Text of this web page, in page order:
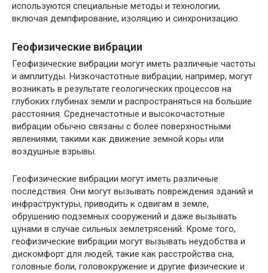
используются специальные методы и технологии,
включая демпфирование, изоляцию и синхронизацию.
Геофизические вибрации
Геофизические вибрации могут иметь различные частоты
и амплитуды. Низкочастотные вибрации, например, могут
возникать в результате геологических процессов на
глубоких глубинах земли и распространяться на большие
расстояния. Среднечастотные и высокочастотные
вибрации обычно связаны с более поверхностными
явлениями, такими как движение земной коры или
воздушные взрывы.
Геофизические вибрации могут иметь различные
последствия. Они могут вызывать повреждения зданий и
инфраструктуры, приводить к сдвигам в земле,
обрушению подземных сооружений и даже вызывать
цунами в случае сильных землетрясений. Кроме того,
геофизические вибрации могут вызывать неудобства и
дискомфорт для людей, такие как расстройства сна,
головные боли, головокружение и другие физические и